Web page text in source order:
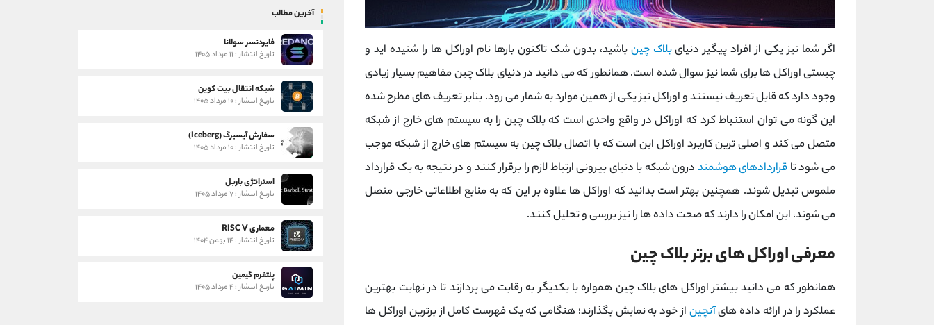
اگر شما نیز یکی از افراد پیگیر دنیایبلاک چین باشید، بدون شک تاکنون بارها نام اوراکل ها را شنیده اید و
چیستی اوراکل ها برای شما نیز سوال شده است. همانطور که می دانید در دنیای بلاک چین مفاهیم بسیار زیادی
وجود دارد که قابل تعریف نیستند و اوراکل نیز یکی از همین موارد به شمار می رود. بنابر تعریف های مطرح شده
این گونه می توان استنباط کرد که اوراکل در واقع واحدی است که بلاک چین را به سیستم های خارج از شبکه
متصل می کند و اصلی ترین کاربرد اوراکل این است که با اتصال بلاک چین به سیستم های خارج از شبکه موجب
می شود تا قراردادهای هوشمند درون شبکه با دنیای بیرونی ارتباط لازم را برقرار کنند و در نتیجه به یک قرارداد
ملموس تبدیل شوند. همچنین بهتر است بدانید که اوراکل ها علاوه بر این که به منابع اطلاعاتی خارجی متصل
می شوند، این امکان را دارند که صحت داده ها را نیز بررسی و تحلیل کنند.
معرفی اوراکل های برتر بلاک چین
همانطور که می دانید بیشتر اوراکل های بلاک چین همواره با یکدیگر به رقابت می پردازند تا در نهایت بهترین
عملکرد را در ارائه داده هایآنچین از خود به نمایش بگذارند؛ هنگامی که یک فهرست کامل از برترین اوراکل ها
آخرین مطالب
فایردنسر سولانا
تاریخ انتشار : ۱۱ مرداد ۱۴۰۵
شبکه انتقال بیت کوین
تاریخ انتشار : ۱۰ مرداد ۱۴۰۵
سفارش آیسبرگ (Iceberg)
تاریخ انتشار : ۱۰ مرداد ۱۴۰۵
استراتژی باربل
تاریخ انتشار : ۷ مرداد ۱۴۰۵
معماری RISC V
تاریخ انتشار : ۱۴ بهمن ۱۴۰۴
پلتفرم گیمین
تاریخ انتشار : ۴ مرداد ۱۴۰۵